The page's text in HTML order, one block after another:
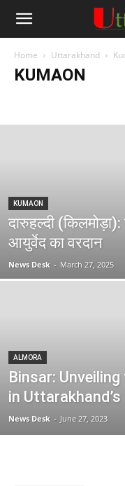
Home Uttarakhand
KUMAON
KUMAON
दारुहल्दी
आयुर्वेद का वरदान
News Desk - March 27, 2025
ALMORA
Binsar:
in
News Desk - June 27, 2023